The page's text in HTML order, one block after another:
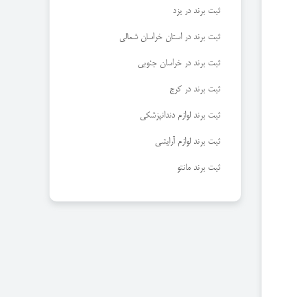
ثبت برند در یزد
ثبت برند در استان خراسان شمالی
ثبت برند در خراسان جنوبی
ثبت برند در کرج
ثبت برند لوازم دندانپزشکی
ثبت برند لوازم آرایشی
ثبت برند مانتو